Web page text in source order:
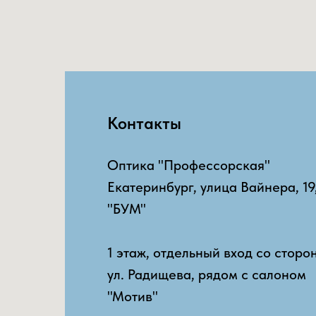
Контакты
Оптика "Профессорская"
Екатеринбург, улица Вайнера,
"БУМ"
1 этаж, отдельный вход со
ул. Радищева, рядом с салоном
"Мотив"